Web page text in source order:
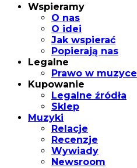
Wspieramy
O nas
O idei
Jak wspierać
Popierają nas
Legalne
Prawo w muzyce
Kupowanie
Legalne źródła
Sklep
Muzyki
Relacje
Recenzje
Wywiady
Newsroom